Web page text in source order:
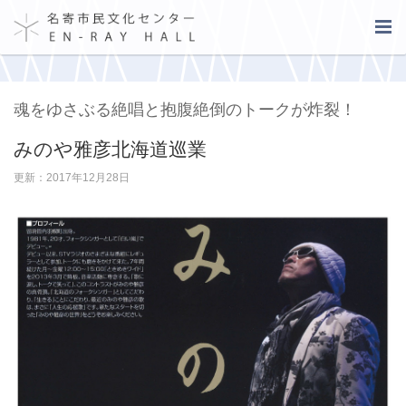
魂をゆさぶる絶唱と抱腹絶倒のトークが炸裂！
みのや雅彦北海道巡業
更新：2017年12月28日